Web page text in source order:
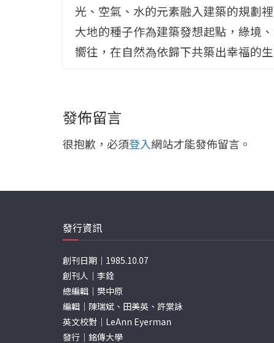
光、空氣、水的元素融入建築的規劃
大地的種子作為建築發想起點，綠境
嚮往，在自然為依歸下共築出幸福的生
發佈留言
很抱歉，必須登入網站才能發佈留言。
發行資訊
創刊日期｜1985.10.07
創刊人｜李銓
總編輯｜樊中原
編輯｜陳瑞斌、田美英、許棠詠
英文校對｜LeAnn Eyerman
發行｜銘傳大學